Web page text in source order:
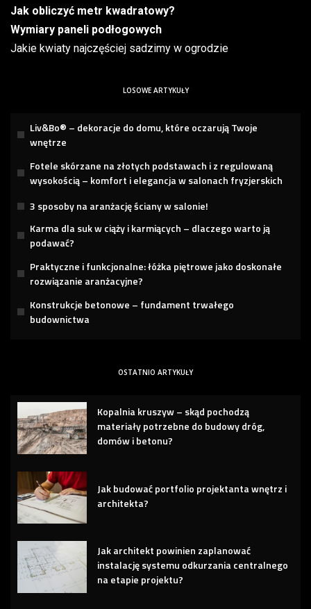
Jak obliczyć metr kwadratowy?
Wymiary paneli podłogowych
Jakie kwiaty najczęściej sadzimy w ogrodzie
LOSOWE ARTYKUŁY
Liv&Bo® – dekoracje do domu, które oczarują Twoje
wnętrze
Fotele skórzane na złotych podstawach i z regulowaną
wysokością – komfort i elegancja w salonach fryzjerskich
3 sposoby na aranżację ściany w salonie!
Karma dla suk w ciąży i karmiących – dlaczego warto ją
podawać?
Praktyczne i funkcjonalne: łóżka piętrowe jako doskonałe
rozwiązanie aranżacyjne?
Konstrukcje betonowe – fundament trwałego
budownictwa
OSTATNIO ARTYKUŁY
Kopalnia kruszyw – skąd pochodzą
materiały potrzebne do budowy dróg,
domów i betonu?
Jak budować portfolio projektanta wnętrz i
architekta?
Jak architekt powinien zaplanować
instalację systemu odkurzania centralnego
na etapie projektu?